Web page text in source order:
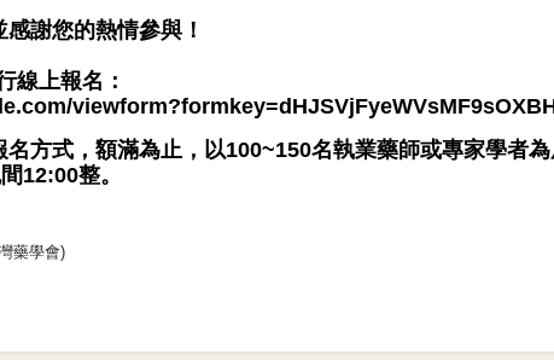
謝您的熱情參與！
線上報名：
方式，額滿為止，以100~150名執業藥師或專家學者
12:00整。
藥學會)